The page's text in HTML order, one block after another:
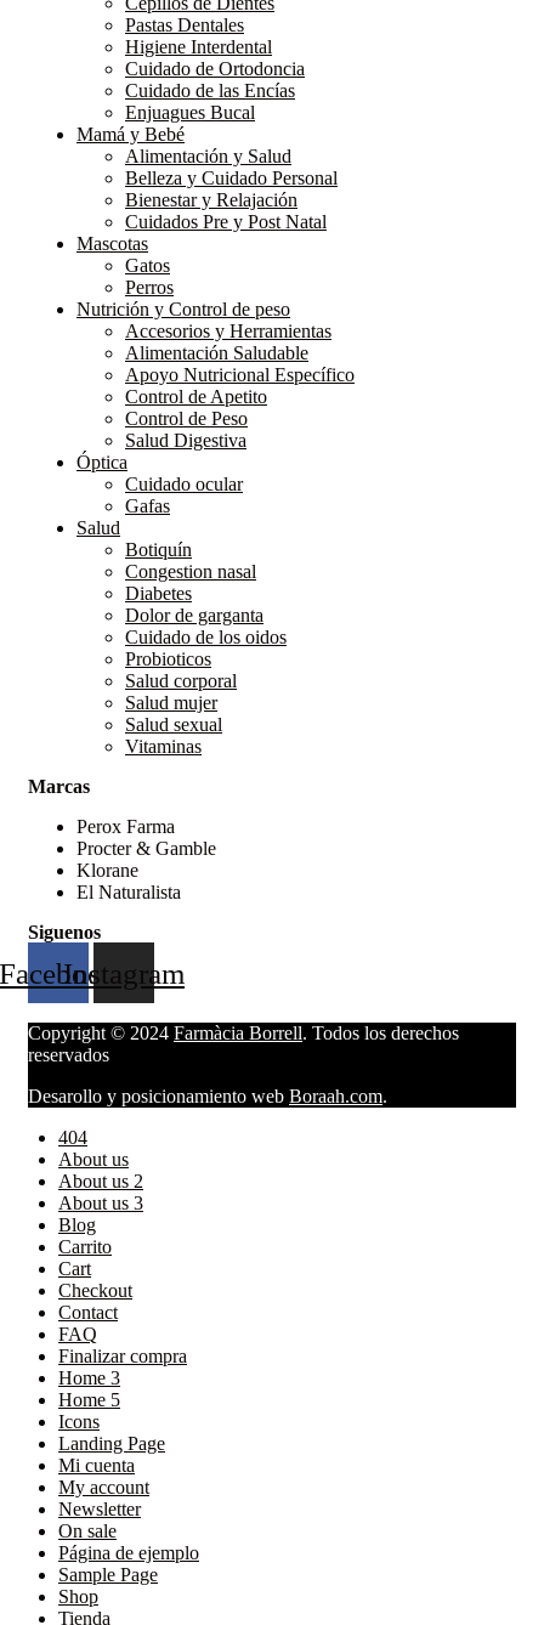
Pastas Dentales
Higiene Interdental
Cuidado de Ortodoncia
Cuidado de las Encías
Enjuagues Bucal
Mamá y Bebé
Alimentación y Salud
Belleza y Cuidado Personal
Bienestar y Relajación
Cuidados Pre y Post Natal
Mascotas
Gatos
Perros
Nutrición y Control de peso
Accesorios y Herramientas
Alimentación Saludable
Apoyo Nutricional Específico
Control de Apetito
Control de Peso
Salud Digestiva
Óptica
Cuidado ocular
Gafas
Salud
Botiquín
Congestion nasal
Diabetes
Dolor de garganta
Cuidado de los oidos
Probioticos
Salud corporal
Salud mujer
Salud sexual
Vitaminas
Marcas
Perox Farma
Procter & Gamble
Klorane
El Naturalista
Siguenos
Instagram
Copyright © 2024 Farmàcia Borrell. Todos los derechos
reservados
Desarollo y posicionamiento web Boraah.com.
404
About us
About us 2
About us 3
Blog
Carrito
Cart
Checkout
Contact
FAQ
Finalizar compra
Home 3
Home 5
Icons
Landing Page
Mi cuenta
My account
Newsletter
On sale
Página de ejemplo
Sample Page
Shop
Tienda